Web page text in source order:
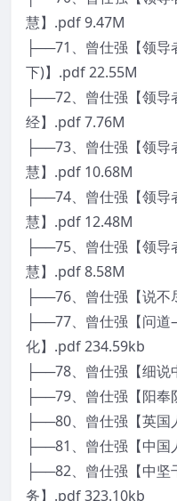
慧】.pdf 9.47M
├──71、曾仕强【领导
下)】.pdf 22.55M
├──72、曾仕强【领导
经】.pdf 7.76M
├──73、曾仕强【领导
慧】.pdf 10.68M
├──74、曾仕强【领导
慧】.pdf 12.48M
├──75、曾仕强【领导
慧】.pdf 8.58M
├──76、曾仕强【说
├──77、曾仕强【问
化】.pdf 234.59kb
├──78、曾仕强【细
├──79、曾仕强【阳
├──80、曾仕强【英
├──81、曾仕强【中
├──82、曾仕强【中
务】.pdf 323.10kb